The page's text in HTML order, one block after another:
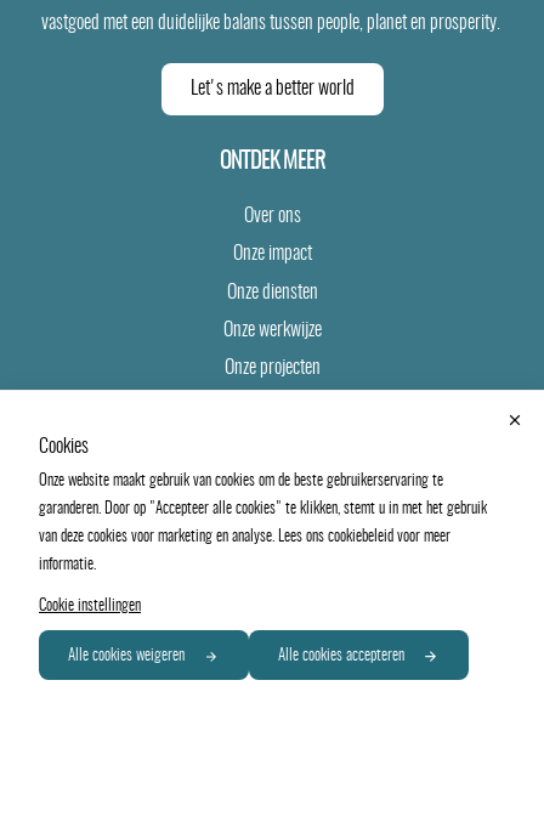
Cookies
Onze website maakt gebruik van cookies om de beste gebruikerservaring te
garanderen. Door op "Accepteer alle cookies" te klikken, stemt u in met het gebruik
van deze cookies voor marketing en analyse. Lees ons cookiebeleid voor meer
informatie.
Cookie instellingen
Alle cookies weigeren Alle cookies accepteren
vastgoed met een duidelijke balans tussen people, planet en prosperity.
Let's make a better world
ONTDEK MEER
Over ons
Onze impact
Onze diensten
Onze werkwijze
Onze projecten
LATEN WE KENNISMAKEN
Gevestigd in Amsterdam.
Neem contact op voor meer informatie of een kennismaking.
jasper@eyerealestate.nl